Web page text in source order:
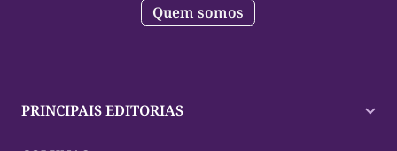
Quem somos
PRINCIPAIS EDITORIAS